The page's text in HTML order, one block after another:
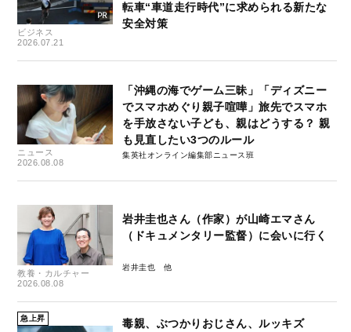
ビジネス
2026.07.21
転車“車道走行時代”に求められる新たな
安全対策
ニュース
2026.08.08
「沖縄の海でゲーム三昧」「ディズニー
でスマホめぐり親子喧嘩」旅先でスマホ
を手放さない子ども、親はどうする？ 親
も見直したい3つのルール
集英社オンライン編集部ニュース班
教養・カルチャー
2026.08.08
岩井圭也さん（作家）が山崎エマさん
（ドキュメンタリー監督）に会いに行く
岩井圭也
急上昇
毒親、ぶつかりおじさん、ルッキズ